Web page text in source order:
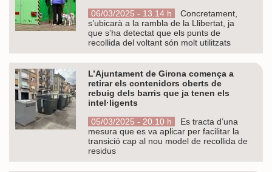
06/03/2025 - 13.14 h
Concretament,
s’ubicarà a la rambla de la Llibertat, ja
que s’ha detectat que els punts de
recollida del voltant són molt utilitzats
L’Ajuntament de Girona comença a
retirar els contenidors oberts de
rebuig dels barris que ja tenen els
intel·ligents
05/03/2025 - 20.10 h
Es tracta d’una
mesura que es va aplicar per facilitar la
transició cap al nou model de recollida de
residus